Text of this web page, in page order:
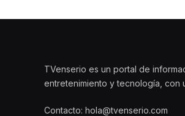
TVenserio es un portal de
entretenimiento y tecnología, con
Contacto: hola@tvenserio.com